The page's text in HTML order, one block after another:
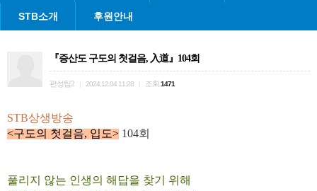
STB소개 후원안내
『증산도 구도의 첫걸음, 入道』104회
편성팀2 2024.12.04 11:28 조회 1471
STB상생방송
<구도의 첫걸음, 입도> 104회
풀리지 않는 인생의 해답을 찾기 위해